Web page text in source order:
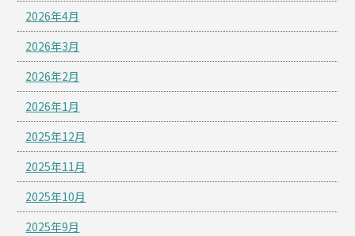
2026年4月
2026年3月
2026年2月
2026年1月
2025年12月
2025年11月
2025年10月
2025年9月